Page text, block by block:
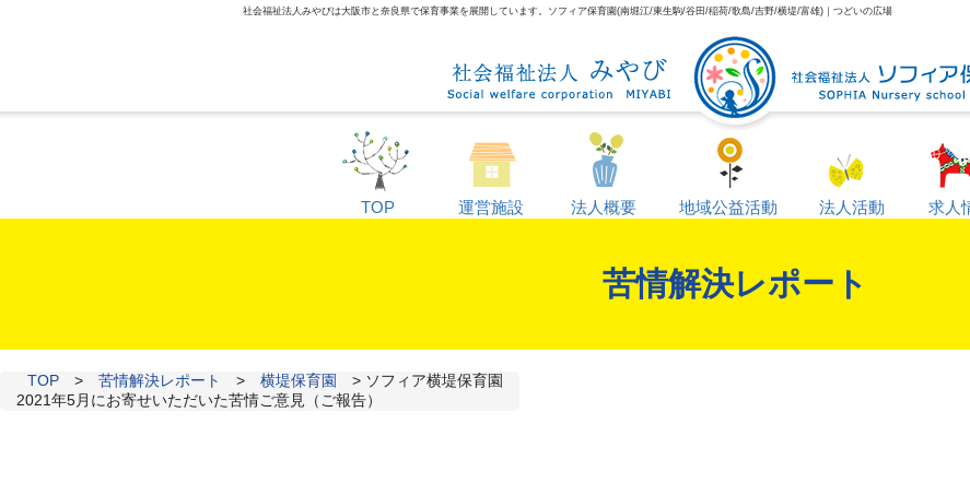
社会福祉法人みやびは大阪市と奈良県で保育事業を展開しています。ソフィア保育園(南堀江/東生駒/谷田/稲荷/歌島/吉野/横堤/富雄)｜つどいの広場
TOP 運営施設 法人概要 地域公益活動 法人活動 求人
苦情解決レポート
TOP > 苦情解決レポート > 横堤保育園 > ソフィア横堤保育園
2021年5月にお寄せいただいた苦情ご意見（ご報告）